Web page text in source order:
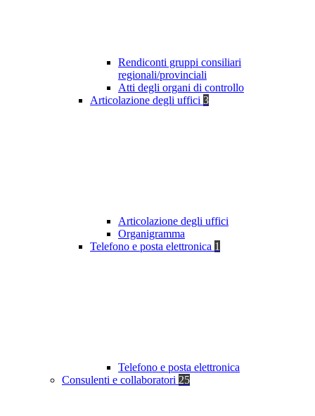
Rendiconti gruppi consiliari
regionali/provinciali
Atti degli organi di controllo
Articolazione degli uffici 3
Articolazione degli uffici
Organigramma
Telefono e posta elettronica 1
Telefono e posta elettronica
Consulenti e collaboratori 25